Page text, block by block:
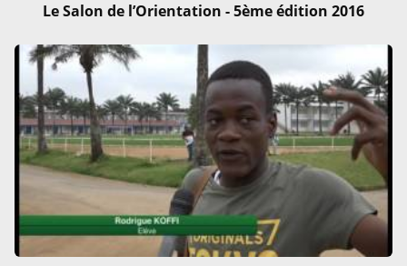
Le Salon de l’Orientation - 5ème édition 2016